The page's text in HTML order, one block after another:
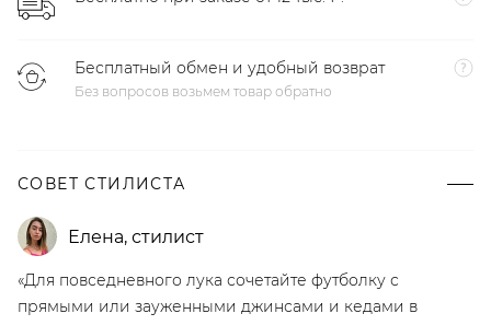
Бесплатный обмен и удобный возврат
Без вопросов возьмем товар обратно
СОВЕТ СТИЛИСТА
Елена, стилист
«Для повседневного лука сочетайте футболку с
прямыми или зауженными джинсами и кедами в